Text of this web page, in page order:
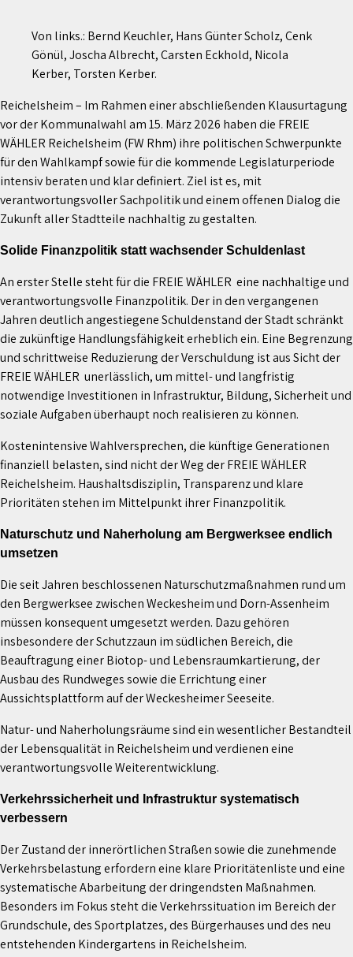
Von links.: Bernd Keuchler, Hans Günter Scholz, Cenk
Gönül, Joscha Albrecht, Carsten Eckhold, Nicola
Kerber, Torsten Kerber.
Reichelsheim – Im Rahmen einer abschließenden Klausurtagung
vor der Kommunalwahl am 15. März 2026 haben die FREIE
WÄHLER Reichelsheim (FW Rhm) ihre politischen Schwerpunkte
für den Wahlkampf sowie für die kommende Legislaturperiode
intensiv beraten und klar definiert. Ziel ist es, mit
verantwortungsvoller Sachpolitik und einem offenen Dialog die
Zukunft aller Stadtteile nachhaltig zu gestalten.
Solide Finanzpolitik statt wachsender Schuldenlast
An erster Stelle steht für die FREIE WÄHLER eine nachhaltige und
verantwortungsvolle Finanzpolitik. Der in den vergangenen
Jahren deutlich angestiegene Schuldenstand der Stadt schränkt
die zukünftige Handlungsfähigkeit erheblich ein. Eine Begrenzung
und schrittweise Reduzierung der Verschuldung ist aus Sicht der
FREIE WÄHLER unerlässlich, um mittel- und langfristig
notwendige Investitionen in Infrastruktur, Bildung, Sicherheit und
soziale Aufgaben überhaupt noch realisieren zu können.
Kostenintensive Wahlversprechen, die künftige Generationen
finanziell belasten, sind nicht der Weg der FREIE WÄHLER
Reichelsheim. Haushaltsdisziplin, Transparenz und klare
Prioritäten stehen im Mittelpunkt ihrer Finanzpolitik.
Naturschutz und Naherholung am Bergwerksee endlich
umsetzen
Die seit Jahren beschlossenen Naturschutzmaßnahmen rund um
den Bergwerksee zwischen Weckesheim und Dorn-Assenheim
müssen konsequent umgesetzt werden. Dazu gehören
insbesondere der Schutzzaun im südlichen Bereich, die
Beauftragung einer Biotop- und Lebensraumkartierung, der
Ausbau des Rundweges sowie die Errichtung einer
Aussichtsplattform auf der Weckesheimer Seeseite.
Natur- und Naherholungsräume sind ein wesentlicher Bestandteil
der Lebensqualität in Reichelsheim und verdienen eine
verantwortungsvolle Weiterentwicklung.
Verkehrssicherheit und Infrastruktur systematisch
verbessern
Der Zustand der innerörtlichen Straßen sowie die zunehmende
Verkehrsbelastung erfordern eine klare Prioritätenliste und eine
systematische Abarbeitung der dringendsten Maßnahmen.
Besonders im Fokus steht die Verkehrssituation im Bereich der
Grundschule, des Sportplatzes, des Bürgerhauses und des neu
entstehenden Kindergartens in Reichelsheim.